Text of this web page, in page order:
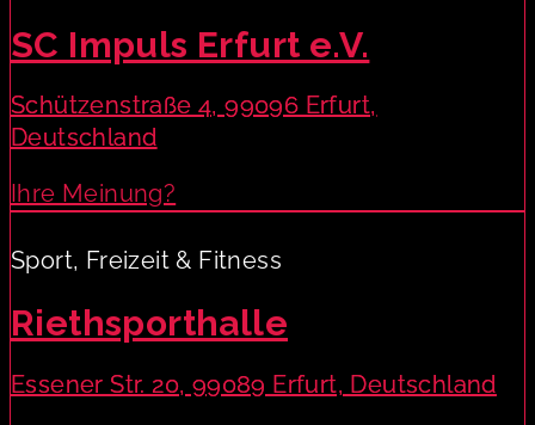
SC Impuls Erfurt e.V.
Schützenstraße 4, 99096 Erfurt,
Deutschland
Ihre Meinung?
Sport, Freizeit & Fitness
Riethsporthalle
Essener Str. 20, 99089 Erfurt, Deutschland